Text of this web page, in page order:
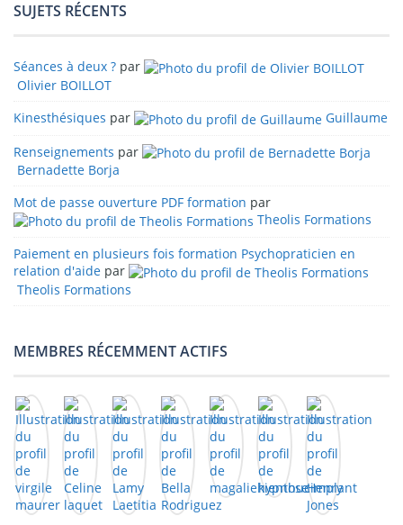
SUJETS RÉCENTS
Séances à deux ? par
Olivier BOILLOT
Kinesthésiques par
Guillaume
Renseignements par
Bernadette Borja
Mot de passe ouverture PDF formation par
Theolis Formations
Paiement en plusieurs fois formation Psychopraticien en
relation d'aide par
Theolis Formations
MEMBRES RÉCEMMENT ACTIFS